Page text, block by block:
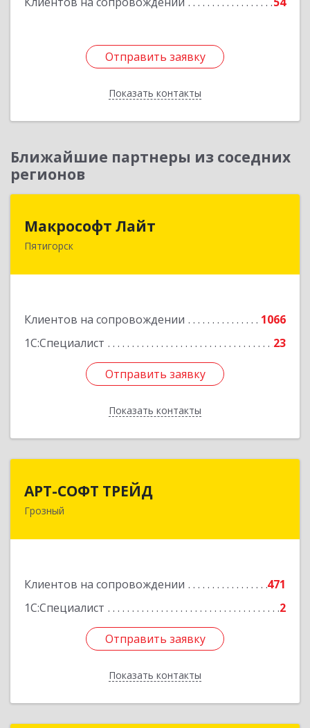
Отправить заявку
Показать контакты
Отправить заявку
Назад
Ближайшие партнеры из соседних
регионов
Макрософт Лайт
Пятигорск
Клиентов на сопровождении
1066
1С:Специалист
23
Отправить заявку
Показать контакты
357501, Ставропольский край, Пятигорск г,
Отправить заявку
Назад
АРТ-СОФТ ТРЕЙД
Грозный
Клиентов на сопровождении
471
1С:Специалист
2
Отправить заявку
Показать контакты
364013, Чеченская Респ, Грозный г, Полярников
Отправить заявку
Назад